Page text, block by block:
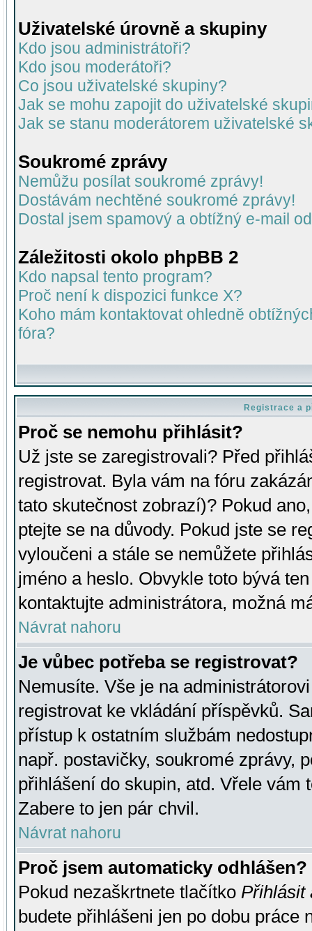
Uživatelské úrovně a skupiny
Kdo jsou administrátoři?
Kdo jsou moderátoři?
Co jsou uživatelské skupiny?
Jak se mohu zapojit do uživatelské
Jak se stanu moderátorem uživatelské
Soukromé zprávy
Nemůžu posílat soukromé zprávy!
Dostávám nechtěné soukromé zprávy!
Dostal jsem spamový a obtížný e-mail
Záležitosti okolo phpBB 2
Kdo napsal tento program?
Proč není k dispozici funkce X?
Koho mám kontaktovat ohledně
fóra?
Registrace a
Proč se nemohu přihlásit?
Už jste se zaregistrovali? Před
registrovat. Byla vám na fóru
tato skutečnost zobrazí)? Pokud
ptejte se na důvody. Pokud jste se
vyloučeni a stále se nemůžete
jméno a heslo. Obvykle toto bývá
kontaktujte administrátora, možná
Návrat nahoru
Je vůbec potřeba se registrovat?
Nemusíte. Vše je na
registrovat ke vkládání příspěvků.
přístup k ostatním službám
např. postavičky, soukromé zprávy,
přihlášení do skupin, atd. Vřele vám
Zabere to jen pár chvil.
Návrat nahoru
Proč jsem automaticky odhlášen?
Pokud nezaškrtnete tlačítko Přihlásit
budete přihlášeni jen po dobu práce